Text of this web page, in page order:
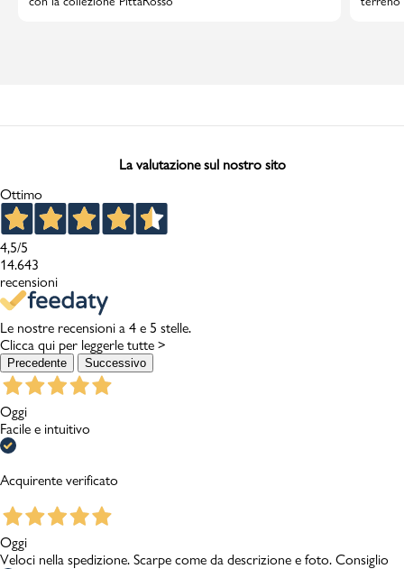
La valutazione sul nostro sito
Ottimo
4,5/5
14.643
recensioni
Le nostre recensioni a 4 e 5 stelle.
Clicca qui per leggerle tutte >
Precedente Successivo
Oggi
Facile e intuitivo
Acquirente verificato
Oggi
Veloci nella spedizione. Scarpe come da descrizione e foto. Consiglio